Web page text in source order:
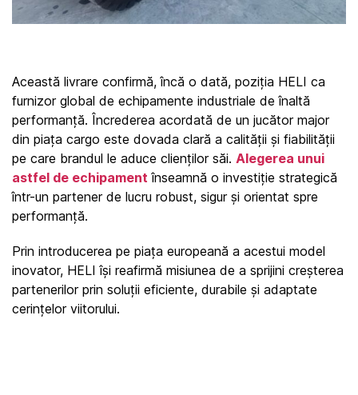
Această livrare confirmă, încă o dată, poziția HELI ca
furnizor global de echipamente industriale de înaltă
performanță. Încrederea acordată de un jucător major
din piața cargo este dovada clară a calității și fiabilității
pe care brandul le aduce clienților săi. Alegerea unui
astfel de echipament înseamnă o investiție strategică
într-un partener de lucru robust, sigur și orientat spre
performanță.
Prin introducerea pe piața europeană a acestui model
inovator, HELI își reafirmă misiunea de a sprijini creșterea
partenerilor prin soluții eficiente, durabile și adaptate
cerințelor viitorului.